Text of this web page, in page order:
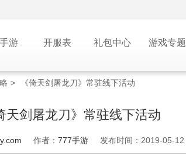
游 开服表 礼包中心 游戏专题
> 《倚天剑屠龙刀》常驻线下活动
天剑屠龙刀》常驻线下活动
作者： 777手游 发布时间：2019-05-12